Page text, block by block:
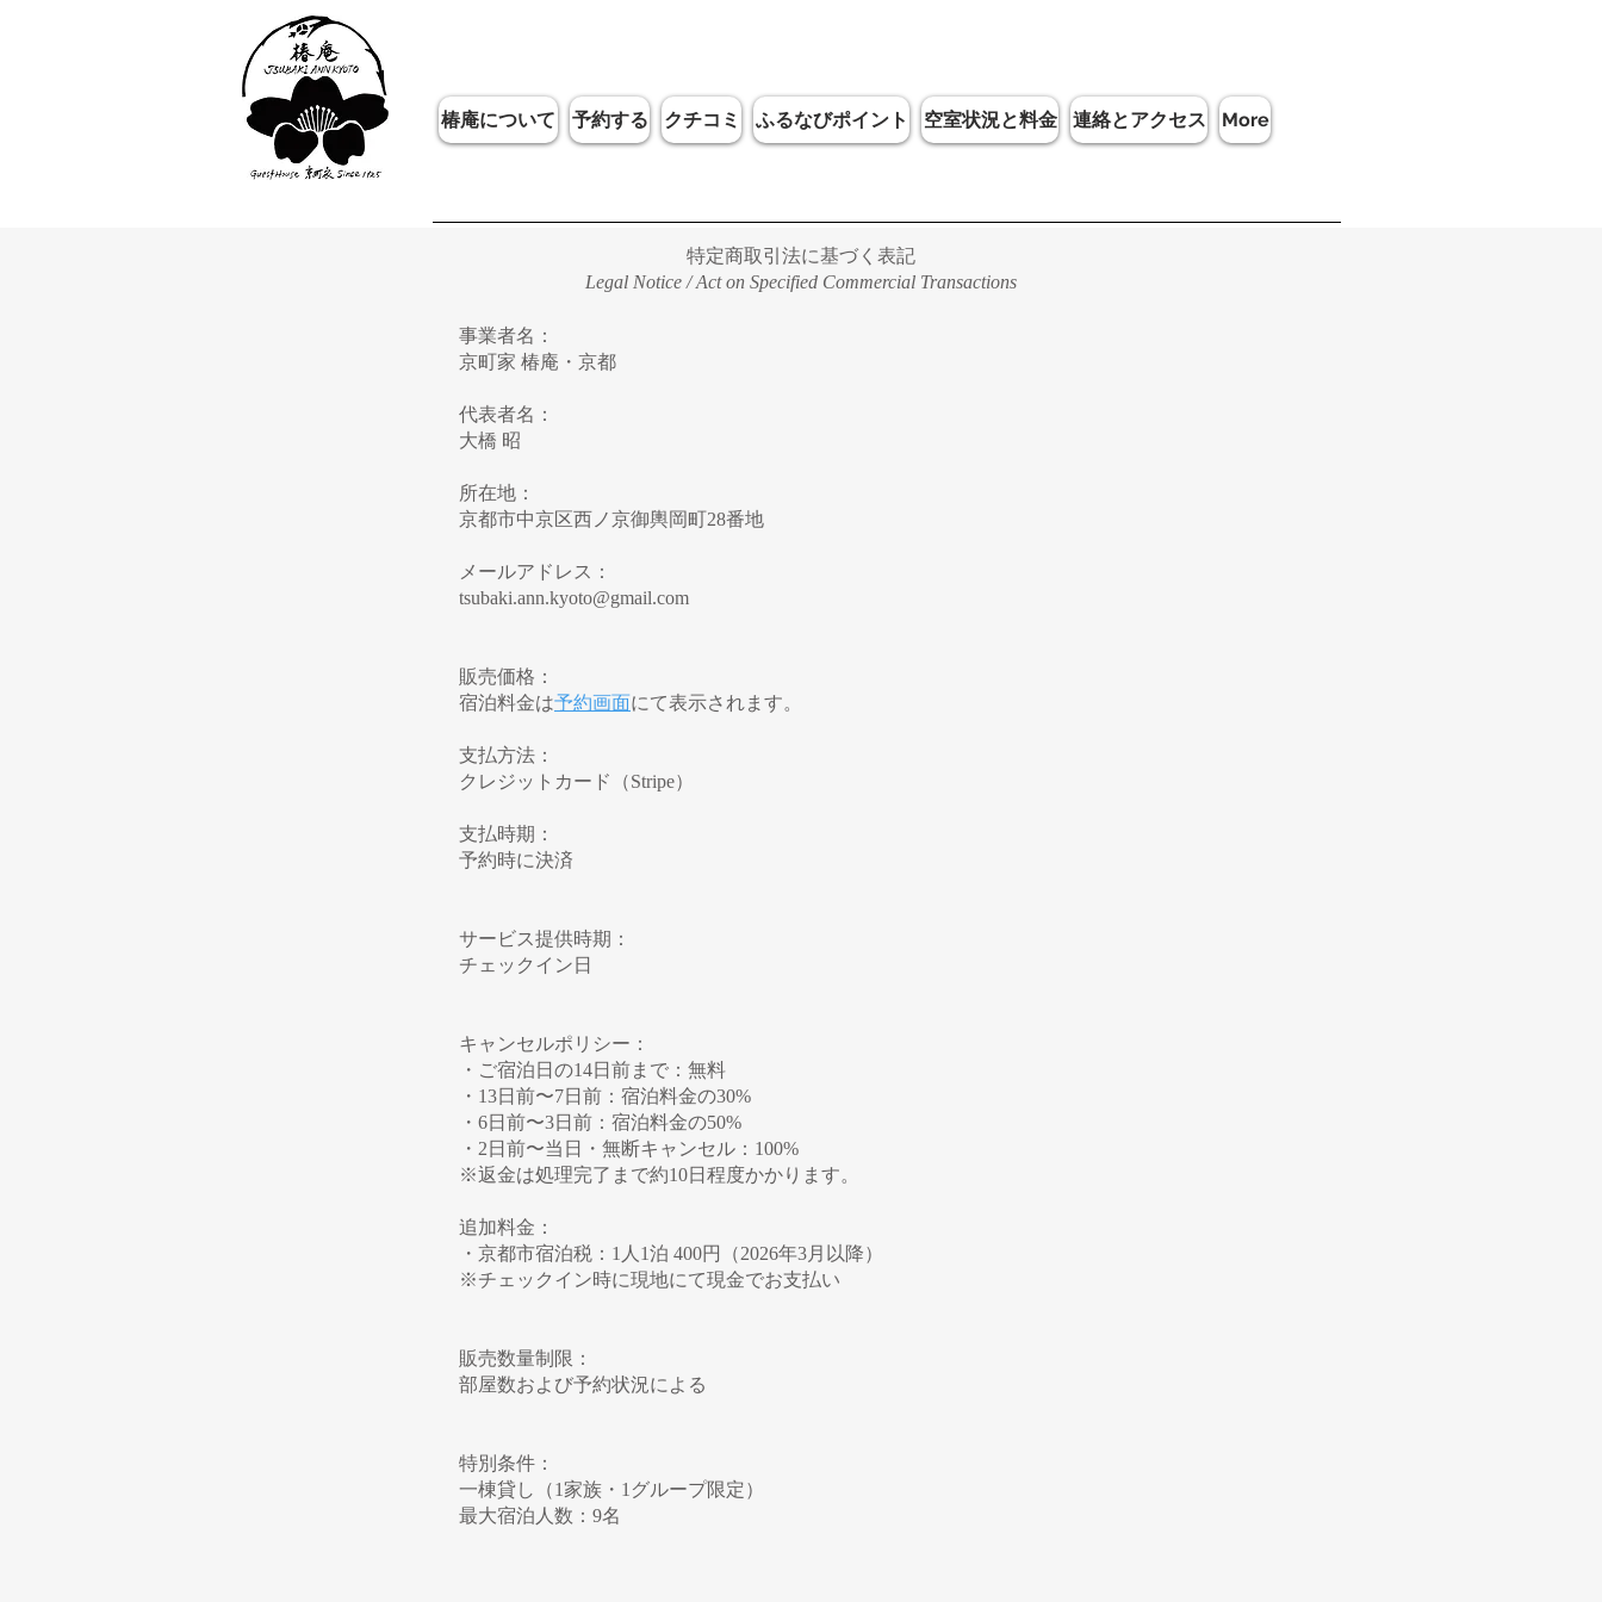
Tsubaki Ann Kyoto 椿庵について 予約する クチコミ ふるなびポイント 空室状況と料金 連絡とアクセス More
特定商取引法に基づく表記
Legal Notice / Act on Specified Commercial Transactions
事業者名：
京町家 椿庵・京都
代表者名：
大橋 昭
所在地：
京都市中京区西ノ京御輿岡町28番地
メールアドレス：
tsubaki.ann.kyoto@gmail.com
販売価格：
宿泊料金は予約画面にて表示されます。
支払方法：
クレジットカード（Stripe）
支払時期：
予約時に決済
サービス提供時期：
チェックイン日
キャンセルポリシー：
・ご宿泊日の14日前まで：無料
・13日前〜7日前：宿泊料金の30%
・6日前〜3日前：宿泊料金の50%
・2日前〜当日・無断キャンセル：100%
※返金は処理完了まで約10日程度かかります。
追加料金：
・京都市宿泊税：1人1泊 400円（2026年3月以降）
※チェックイン時に現地にて現金でお支払い
販売数量制限：
部屋数および予約状況による
特別条件：
一棟貸し（1家族・1グループ限定）
最大宿泊人数：9名